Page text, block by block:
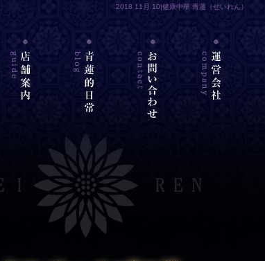
2018 11月 10|健康中華 青蓮（せいれん）